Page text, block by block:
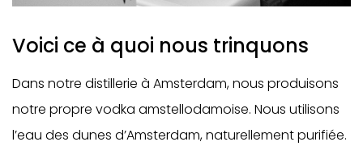
Voici ce à quoi nous trinquons
Dans notre distillerie à Amsterdam, nous produisons
notre propre vodka amstellodamoise. Nous utilisons
l’eau des dunes d’Amsterdam, naturellement purifiée.